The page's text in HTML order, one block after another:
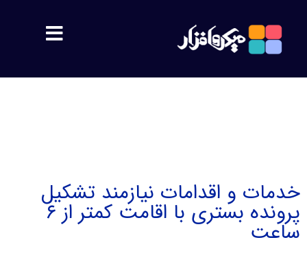
پشتیبانی
خدمات و اقدامات نیازمند تشکیل
پرونده بستری با اقامت کمتر از ۶
ساعت